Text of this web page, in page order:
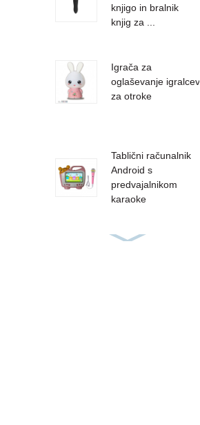
knjigo in bralnik
knjig za ...
Igrača za
oglaševanje igralcev
za otroke
Tablični računalnik
Android s
predvajalnikom
karaoke
Zvočne knjige